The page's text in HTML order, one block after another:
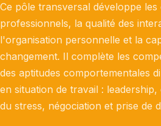
Ce pôle transversal développe
professionnels, la qualité des
l'organisation personnelle et la
changement. Il complète les
des aptitudes comportementales
en situation de travail :
du stress, négociation et prise de